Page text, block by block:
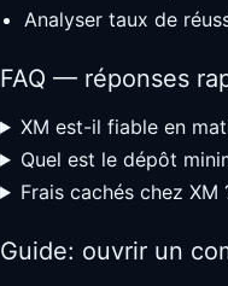
Analyser taux de
FAQ — réponses
XM est-il fiable en
Quel est le dépôt
Frais cachés chez XM
Guide: ouvrir un